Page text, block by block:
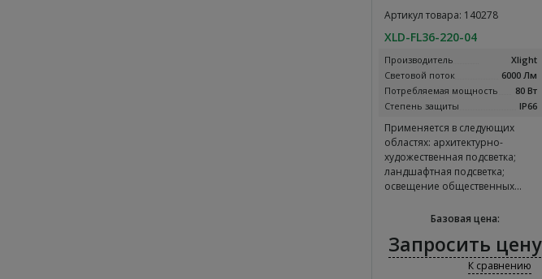
Артикул товара: 140278
XLD-FL36-220-04
Производитель
Xlight
Световой поток
6000 Лм
Потребляемая мощность
80 Вт
Степень защиты
IP66
Применяется в следующих
областях: архитектурно-
художественная подсветка;
ландшафтная подсветка;
освещение общественных…
Базовая цена:
Запросить цену
К сравнению